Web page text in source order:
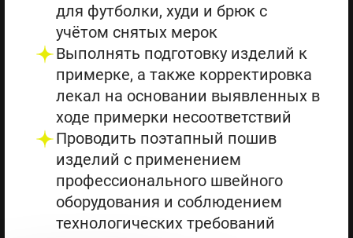
для футболки, худи и брюк с
учётом снятых мерок
Выполнять подготовку изделий к
примерке, а также корректировка
лекал на основании выявленных в
ходе примерки несоответствий
Проводить поэтапный пошив
изделий с применением
профессионального швейного
оборудования и соблюдением
технологических требований